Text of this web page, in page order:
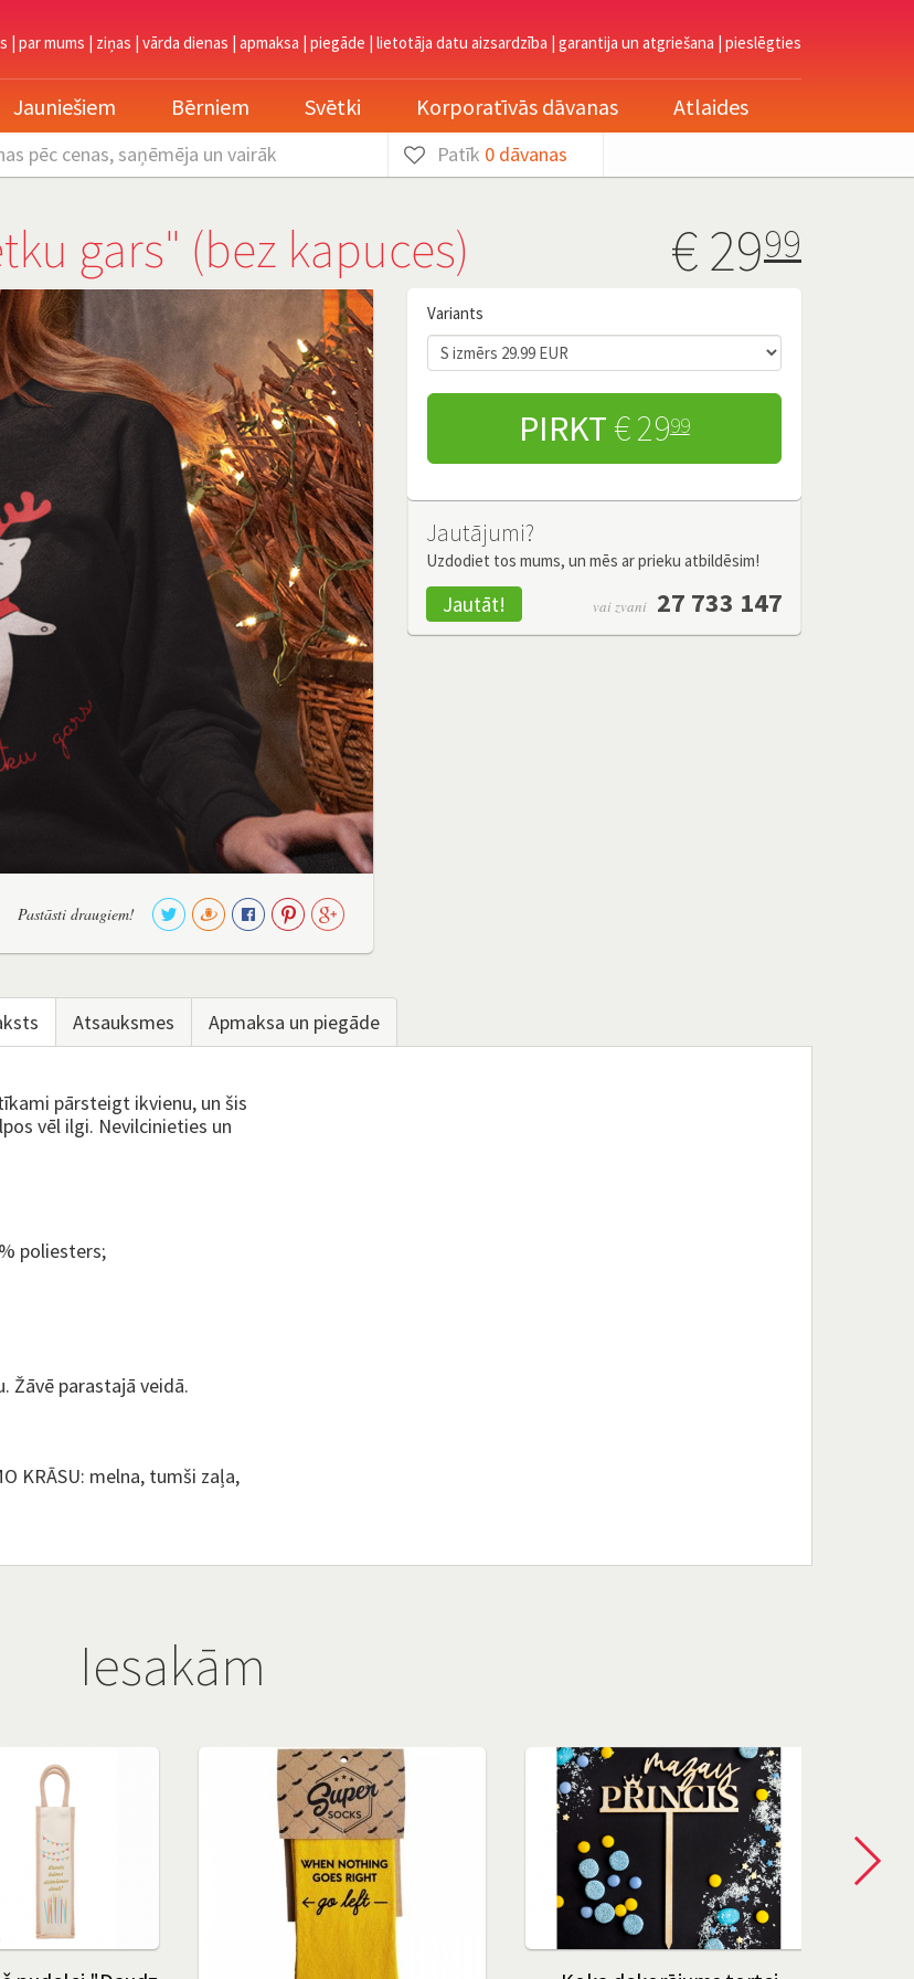
| par mums | ziņas | vārda dienas | apmaksa | piegāde | lietotāja datu aizsardzība | garantija un atgriešana | pieslēgties
Jauniešiem Bērniem Svētki Korporatīvās dāvanas Atlaides
pēc cenas, saņēmēja un vairāk Patīk 0dāvanas
gars" (bez kapuces) €2999
Pastāsti draugiem!
Variants
PIRKT € 2999
Jautājumi?
Uzdodiet tos mums, un mēs ar prieku atbildēsim!
Jautāt! vai zvani 27 733 147
Atsauksmes Apmaksa un piegāde
pārsteigt ikvienu, un šis
vēl ilgi. Nevilcinieties un
poliesters;
Žāvē parastajā veidā.
KRĀSU: melna, tumši zaļa,
Iesakām